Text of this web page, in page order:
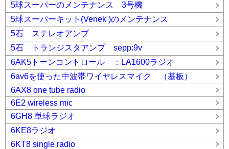
5球スーパーのメンテナンス 3号機
5球スーパーキット(Venek )のメンテナンス
5石 ステレオアンプ
5石 トランジスタアンプ sepp:9v
6AK5トーンコントロール ：LA1600ラジオ
6av6を使った中波帯ワイヤレスマイク （基板）
6AX8 one tube radio
6E2 wireless mic
6GH8 単球ラジオ
6KE8ラジオ
6KT8 single radio